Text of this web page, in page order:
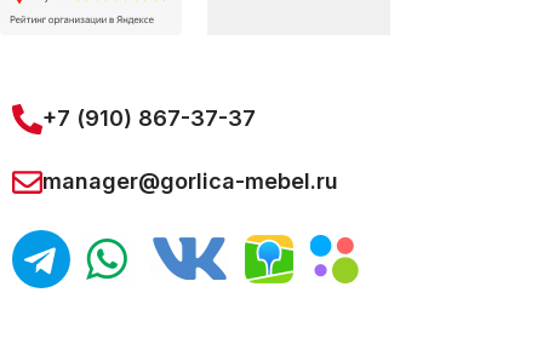
+7 (910) 867-37-37
manager@gorlica-mebel.ru